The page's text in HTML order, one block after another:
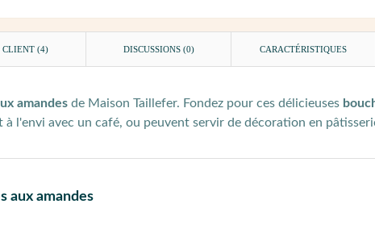
CLIENT (4) DISCUSSIONS (0) CARACTÉRISTIQUES
amandes de Maison Taillefer. Fondez pour ces délicieuses
à l'envi avec un café, ou peuvent servir de décoration en
aux amandes